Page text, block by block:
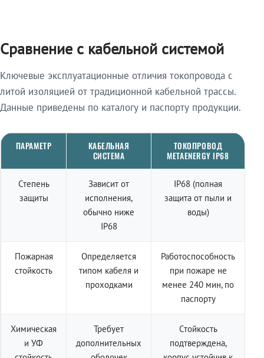
Сравнение с кабельной системой
Ключевые эксплуатационные отличия токопровода с
литой изоляцией от традиционной кабельной трассы.
Данные приведены по каталогу и паспорту продукции.
ПАРАМЕТР
КАБЕЛЬНАЯ
СИСТЕМА
ТОКОПРОВОД
METAENERGY IP68
Степень
защиты
Зависит от
исполнения,
обычно ниже
IP68
IP68 (полная
защита от пыли и
воды)
Пожарная
стойкость
Определяется
типом кабеля и
проходками
Работоспособность
при пожаре не
менее 240 мин, по
паспорту
Химическая
и УФ
Требует
дополнительных
Стойкость
подтверждена,